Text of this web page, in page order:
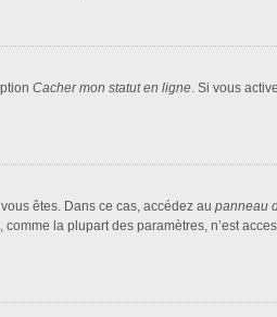
Cacher mon statut en ligne. Si vous
êtes. Dans ce cas, accédez au panneau
la plupart des paramètres, n’est